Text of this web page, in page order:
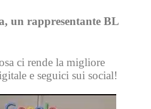
un rappresentante BL
ci rende la migliore
e seguici sui social!